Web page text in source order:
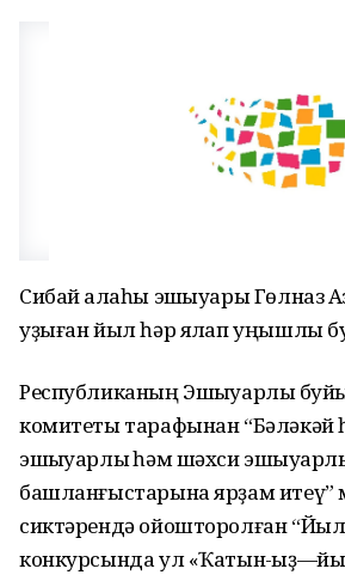
Сибай ҡалаһы эшҡыуары Гөлназ
уҙыған йыл һәр яҡлап уңышлы
Республиканың Эшҡыуарлыҡ
комитеты тарафынан “Бәләкәй
эшҡыуарлыҡ һәм шәхси
башланғыстарына ярҙам
сиктәрендә ойошторолған
конкурсында ул «Ҡатын-